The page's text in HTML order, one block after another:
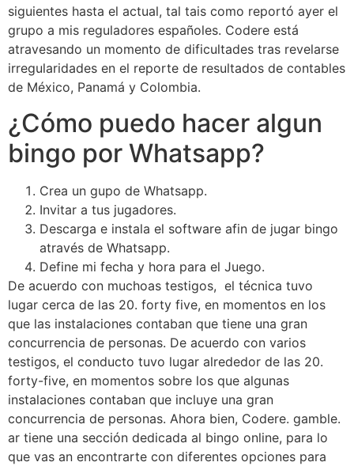
siguientes hasta el actual, tal tais como reportó ayer el
grupo a mis reguladores españoles. Codere está
atravesando un momento de dificultades tras revelarse
irregularidades en el reporte de resultados de contables
de México, Panamá y Colombia.
¿Cómo puedo hacer algun
bingo por Whatsapp?
Crea un gupo de Whatsapp.
Invitar a tus jugadores.
Descarga e instala el software afin de jugar bingo
através de Whatsapp.
Define mi fecha y hora para el Juego.
De acuerdo con muchoas testigos, el técnica tuvo
lugar cerca de las 20. forty five, en momentos en los
que las instalaciones contaban que tiene una gran
concurrencia de personas. De acuerdo con varios
testigos, el conducto tuvo lugar alrededor de las 20.
forty-five, en momentos sobre los que algunas
instalaciones contaban que incluye una gran
concurrencia de personas. Ahora bien, Codere. gamble.
ar tiene una sección dedicada al bingo online, para lo
que vas an encontrarte con diferentes opciones para